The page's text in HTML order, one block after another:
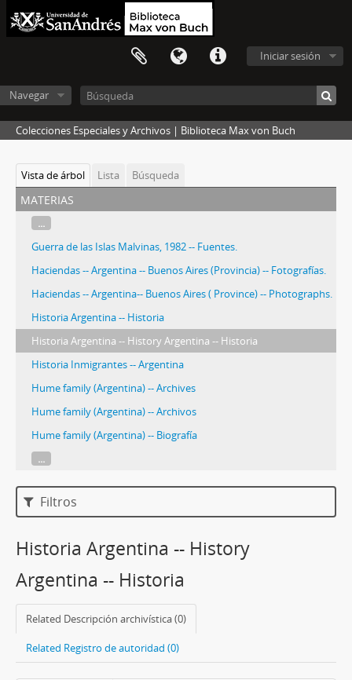
Iniciar sesión
Navegar
Colecciones Especiales y Archivos | Biblioteca Max von Buch
Vista de árbol Lista Búsqueda
materias
...
Guerra de las Islas Malvinas, 1982 -- Fuentes.
Haciendas -- Argentina -- Buenos Aires (Provincia) -- Fotografías.
Haciendas -- Argentina-- Buenos Aires ( Province) -- Photographs.
Historia Argentina -- Historia
Historia Argentina -- History Argentina -- Historia
Historia Inmigrantes -- Argentina
Hume family (Argentina) -- Archives
Hume family (Argentina) -- Archivos
Hume family (Argentina) -- Biografía
...
Filtros
Historia Argentina -- History
Argentina -- Historia
Related Descripción archivística (0)
Related Registro de autoridad (0)